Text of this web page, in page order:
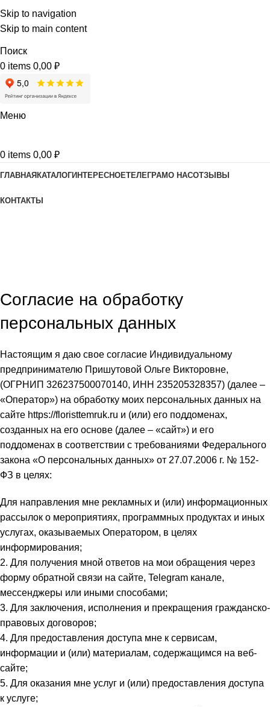
Skip to navigation
Skip to main content
Поиск
0 items 0,00 ₽
Меню
0 items 0,00 ₽
ГЛАВНАЯКАТАЛОГИНТЕРЕСНОЕТЕЛЕГРАМО НАСОТЗЫВЫ
КОНТАКТЫ
Согласие на обработку
персональных данных
Настоящим я даю свое согласие Индивидуальному
предпринимателю Пришутовой Ольге Викторовне,
(ОГРНИП 326237500070140, ИНН 235205328357) (далее –
«Оператор») на обработку моих персональных данных на
сайте https://floristtemruk.ru и (или) его поддоменах,
созданных на его основе (далее – «сайт») и его
поддоменах в соответствии с требованиями Федерального
закона «О персональных данных» от 27.07.2006 г. № 152-
ФЗ в целях:
Для направления мне рекламных и (или) информационных
рассылок о мероприятиях, программных продуктах и иных
услугах, оказываемых Оператором, в целях
информирования;
2. Для получения мной ответов на мои обращения через
форму обратной связи на сайте, Telegram канале,
мессенджеры или иными способами;
3. Для заключения, исполнения и прекращения гражданско-
правовых договоров;
4. Для предоставления доступа мне к сервисам,
информации и (или) материалам, содержащимся на веб-
сайте;
5. Для оказания мне услуг и (или) предоставления доступа
к услуге;